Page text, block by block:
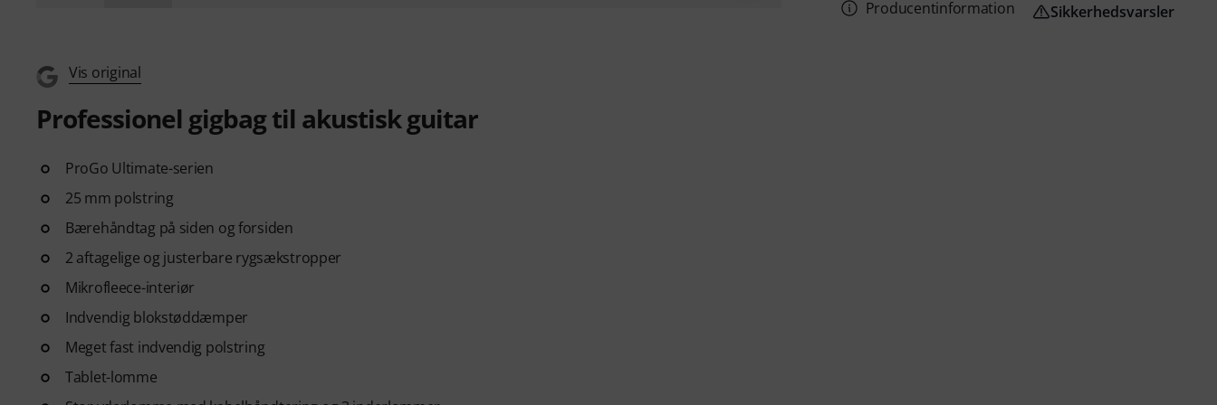
Vis original
Professionel gigbag til akustisk guitar
ProGo Ultimate-serien
25 mm polstring
Bærehåndtag på siden og forsiden
2 aftagelige og justerbare rygsækstropper
Mikrofleece-interiør
Indvendig blokstøddæmper
Meget fast indvendig polstring
Tablet-lomme
Producentinformation Sikkerhedsvarsler